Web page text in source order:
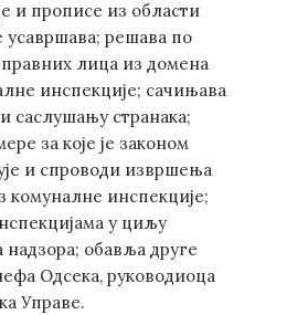
и прописе из области
усавршава; решава по
правних лица из домена
инспекције; сачињава
саслушању странака;
за које је законом
и спроводи извршења
инспекције;
у циљу
обавља друге
Одсека, руководиоца
Управе.